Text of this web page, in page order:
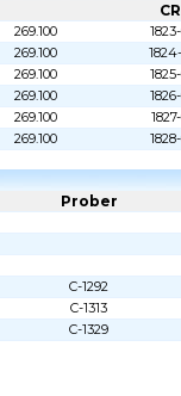
269.100
269.100
269.100
269.100
269.100
269.100
Prober
C-1292
C-1313
C-1329